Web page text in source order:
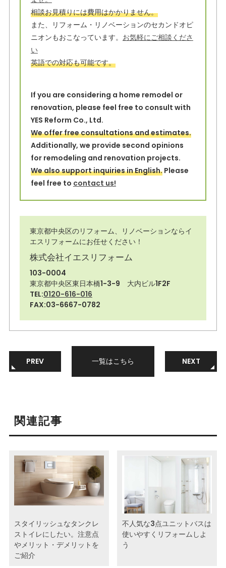
r o
o
k
相談お見積りには費用はかかりません。
また、リフォーム・リノベーションのセカンドオピ
ニオンもおこなっています。 お気軽にご相談くださ
い
英語での対応も可能です。
If you are considering a home remodel or
renovation, please feel free to consult with
YES Reform Co., Ltd.
We offer free consultations and estimates.
Additionally, we provide second opinions
for remodeling and renovation projects.
We also support inquiries in English.Please
feel free to contact us!
東京都中央区のリフォーム、リノベーションならイ
エスリフォームにお任せください！
株式会社イエスリフォーム
103-0004
東京都中央区東日本橋1-3-9 大内ビル1F2F
TEL:0120-616-016
FAX:03-6667-0782
PREV 一覧はこちら NEXT
関連記事
スタイリッシュなタンクレ
ストイレにしたい。注意点
やメリット・デメリットを
ご紹介
不人気な3点ユニットバスは
使いやすくリフォームしよ
う